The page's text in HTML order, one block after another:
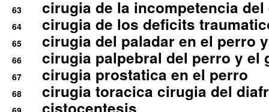
63 cirugia de la incompetencia
64 cirugia de los deficits
65 cirugia del paladar en el perro
66 cirugia palpebral del perro y el
67 cirugia prostatica en el perro
68 cirugia toracica cirugia del
cistocentesis